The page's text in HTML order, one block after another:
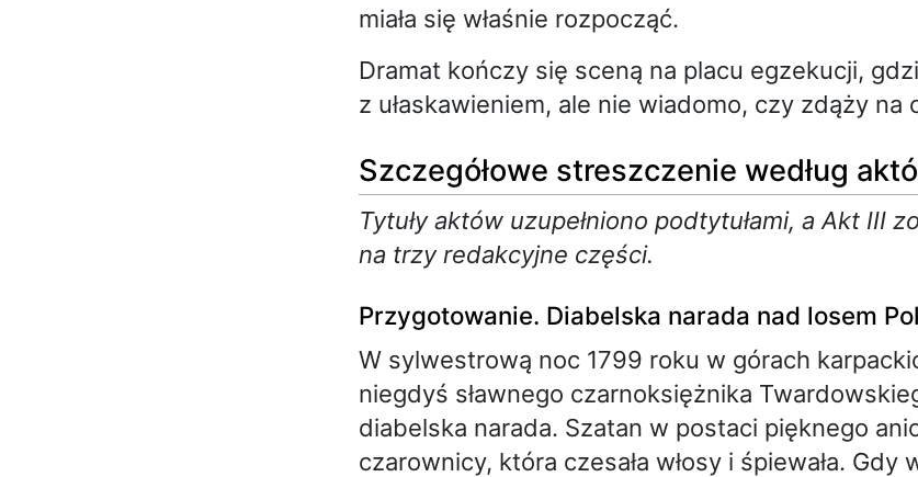
miała się właśnie rozpocząć.
Dramat kończy się sceną na placu egzekucji,
z ułaskawieniem, ale nie wiadomo, czy zdąży na
Szczegółowe streszczenie według
Tytuły aktów uzupełniono podtytułami, a Akt III
na trzy redakcyjne części.
Przygotowanie. Diabelska narada nad losem
W sylwestrową noc 1799 roku w górach
niegdyś sławnego czarnoksiężnika
diabelska narada. Szatan w postaci pięknego
czarownicy, która czesała włosy i śpiewała. Gdy